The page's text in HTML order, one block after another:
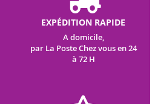
EXPÉDITION RAPIDE
A domicile,
par La Poste Chez vous en 24
à 72 H